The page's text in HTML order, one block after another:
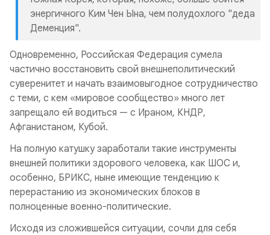
энергичного Ким Чен Ына, чем полудохлого "деда
Деменция".
Одновременно, Российская Федерация сумела
частично восстановить свой внешнеполитический
суверенитет и начать взаимовыгодное сотрудничество
с теми, с кем «мировое сообщество» много лет
запрещало ей водиться — с Ираном, КНДР,
Афганистаном, Кубой.
На полную катушку заработали такие инструменты
внешней политики здорового человека, как ШОС и,
особенно, БРИКС, ныне имеющие тенденцию к
перерастанию из экономических блоков в
полноценные военно-политические.
Исходя из сложившейся ситуации, сочли для себя